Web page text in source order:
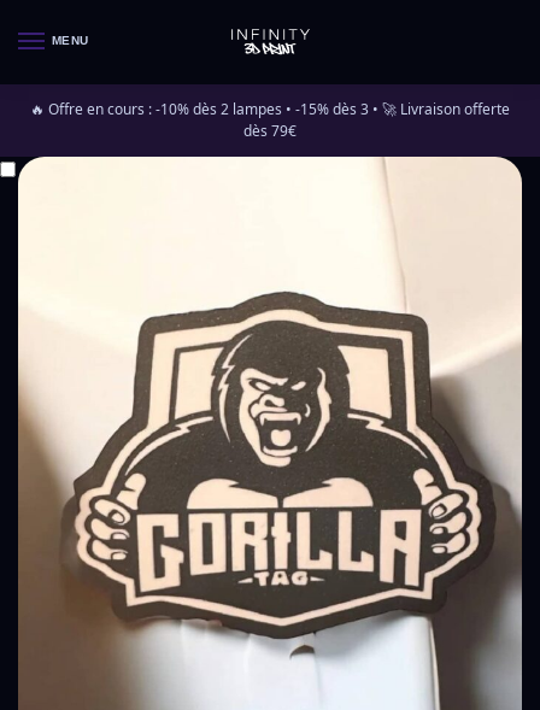
MENU
🔥 Offre en cours : -10% dès 2 lampes • -15% dès 3 • 🚀 Livraison offerte
dès 79€